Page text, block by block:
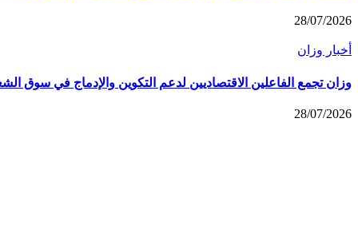
28/07/2026
أخبار وزان
وزان تجمع الفاعلين الاقتصاديين لدعم التكوين والإدماج في سوق
28/07/2026